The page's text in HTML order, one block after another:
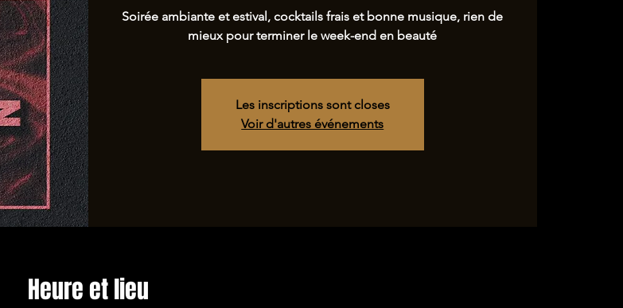
Soirée ambiante et estival, cocktails frais et bonne musique, rien de
mieux pour terminer le week-end en beauté
Les inscriptions sont closes
Voir d'autres événements
Heure et lieu